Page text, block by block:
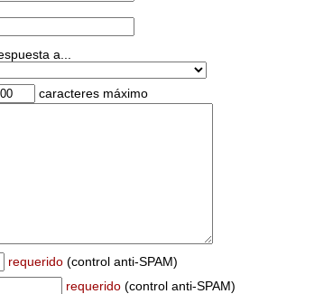
a...
caracteres máximo
requerido (control anti-SPAM)
requerido (control anti-SPAM)